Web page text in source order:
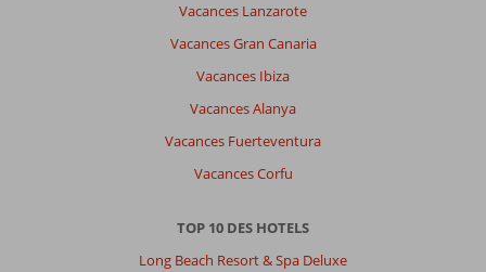
Vacances Lanzarote
Vacances Gran Canaria
Vacances Ibiza
Vacances Alanya
Vacances Fuerteventura
Vacances Corfu
TOP 10 DES HOTELS
Long Beach Resort & Spa Deluxe